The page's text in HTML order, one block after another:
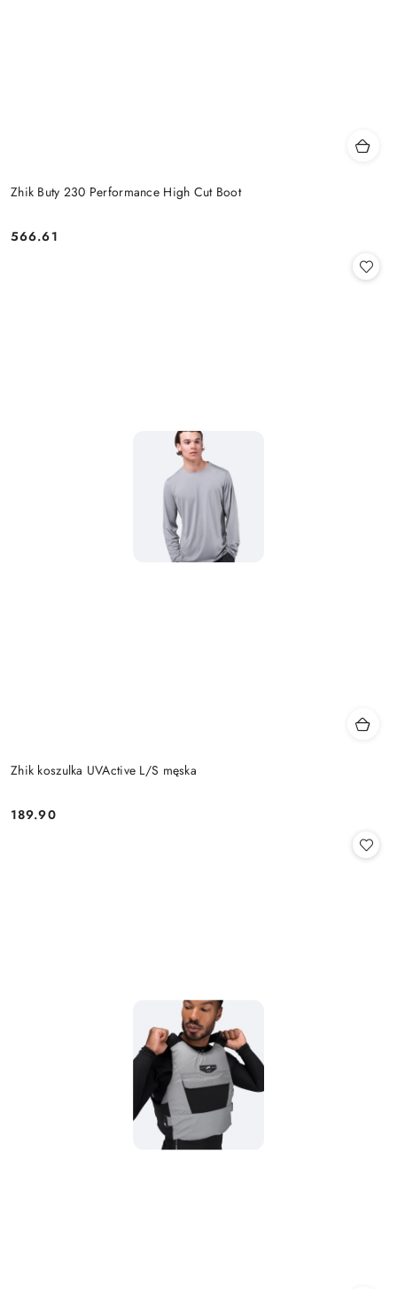
Zhik Buty 230 Performance High Cut Boot
Cena:
566.61
Zhik koszulka UVActive L/S męska
Cena:
189.90